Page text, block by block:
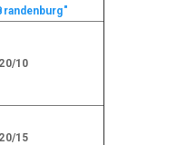
10
15